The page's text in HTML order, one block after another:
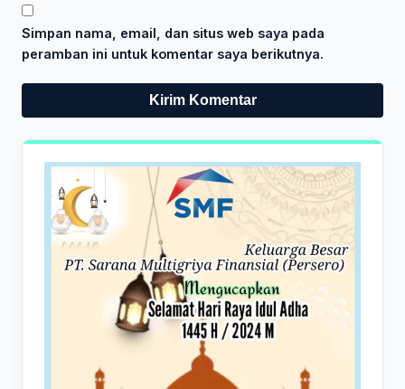
Simpan nama, email, dan situs web saya pada
peramban ini untuk komentar saya berikutnya.